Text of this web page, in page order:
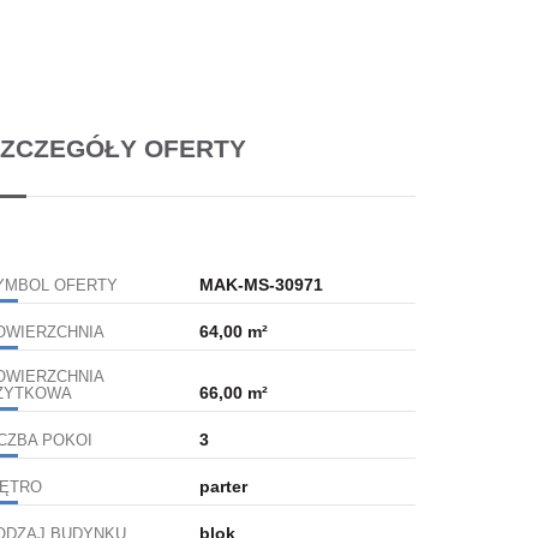
OFERTY
OFERTY MAK-MS-30971
64,00 m²
66,00 m²
POKOI 3
parter
BUDYNKU blok